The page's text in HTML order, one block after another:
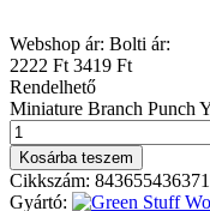
Webshop ár: Bolti ár:
2222 Ft 3419 Ft
Rendelhető
Miniature Branch Punch
Kosárba teszem
Cikkszám:
Gyártó: